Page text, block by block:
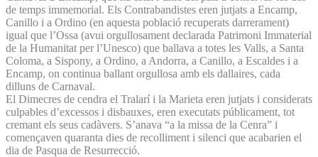
de temps immemorial. Els Contrabandistes eren jutjats a Encamp,
Canillo i a Ordino (en aquesta població recuperats darrerament)
igual que l’Ossa (avui orgullosament declarada Patrimoni Immaterial
de la Humanitat per l’Unesco) que ballava a totes les Valls, a Santa
Coloma, a Sispony, a Ordino, a Andorra, a Canillo, a Escaldes i a
Encamp, on continua ballant orgullosa amb els dallaires, cada
dilluns de Carnaval.
El Dimecres de cendra el Tralarí i la Marieta eren jutjats i considerats
culpables d’excessos i disbauxes, eren executats públicament, tot
cremant els seus cadàvers. S’anava “a la missa de la Cenra” i
començaven quaranta dies de recolliment i silenci que acabarien el
dia de Pasqua de Resurrecció.